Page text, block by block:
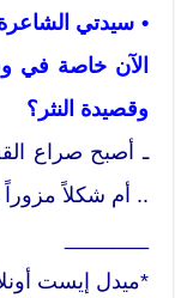
• سيدتي الشاعرة
الآن خاصة في
وقصيدة النثر؟
ـ أصبح صراع
.. أم شكلاً مزوراً
*ميدل إيست